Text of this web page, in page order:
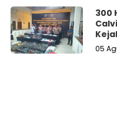
300
05